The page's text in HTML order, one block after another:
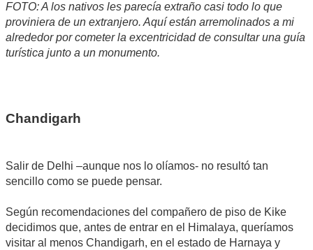
FOTO: A los nativos les parecía extraño casi todo lo que
proviniera de un extranjero. Aquí están arremolinados a mi
alrededor por cometer la excentricidad de consultar una guía
turística junto a un monumento.
Chandigarh
Salir de Delhi –aunque nos lo olíamos- no resultó tan
sencillo como se puede pensar.
Según recomendaciones del compañero de piso de Kike
decidimos que, antes de entrar en el Himalaya, queríamos
visitar al menos Chandigarh, en el estado de Harnaya y